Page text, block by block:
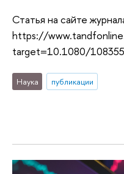
Статья на сайте
https://
target=10.1080/
Наука публикации